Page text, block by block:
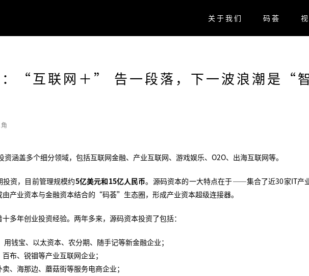
关于我们 码荟
：“互联网＋” 告一段落，下一波浪潮是
资涵盖多个细分领域，包括互联网金融、产业互联网、游戏娱乐、O2O、出海互联网等。
资，目前管理规模约5亿美元和15亿人民币。源码资本的一大特点在于——集合了近30家IT产
产业资本与金融资本结合的“码荟”生态圈，形成产业资本超级连接器。
多年创业投资经验。两年多来，源码资本投资了包括：
钱宝、以太资本、农分期、随手记等新金融企业；
布、锐锢等产业互联网企业；
、海那边、蘑菇街等服务电商企业；